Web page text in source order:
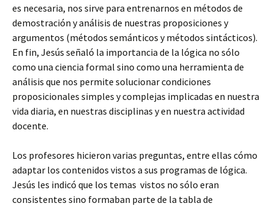
es necesaria, nos sirve para entrenarnos en métodos de
demostración y análisis de nuestras proposiciones y
argumentos (métodos semánticos y métodos sintácticos).
En fin, Jesús señaló la importancia de la lógica no sólo
como una ciencia formal sino como una herramienta de
análisis que nos permite solucionar condiciones
proposicionales simples y complejas implicadas en nuestra
vida diaria, en nuestras disciplinas y en nuestra actividad
docente.
Los profesores hicieron varias preguntas, entre ellas cómo
adaptar los contenidos vistos a sus programas de lógica.
Jesús les indicó que los temas vistos no sólo eran
consistentes sino formaban parte de la tabla de